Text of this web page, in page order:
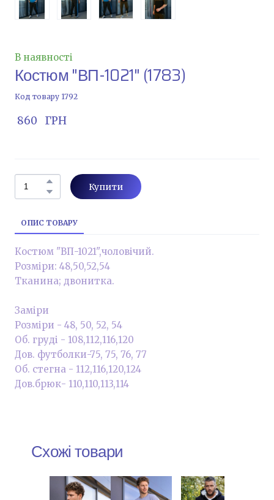
В наявності
Костюм "ВП-1021" (1783)
Код товару 1792
860   ГРН
Купити
ОПИС ТОВАРУ
Костюм "ВП-1021",чоловічий.
Розміри: 48,50,52,54
Тканина; двонитка.
Заміри
Розміри - 48, 50, 52, 54
Об. груді - 108,112,116,120
Дов. футболки-75, 75, 76, 77
Об. стегна - 112,116,120,124
Дов.брюк- 110,110,113,114
Схожі товари